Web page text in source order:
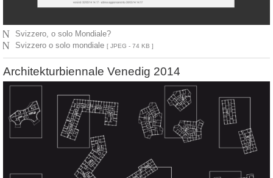
N Svizzero, o solo Mondiale?
N Svizzero o solo mondiale[ JPEG - 74 KB ]
Architekturbiennale Venedig 2014